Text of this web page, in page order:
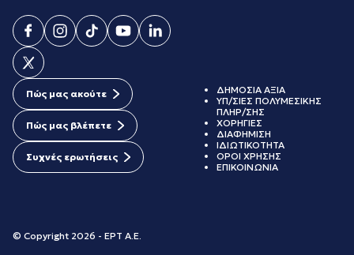
Πώς μας ακούτε
Πώς μας βλέπετε
Συχνές ερωτήσεις
© Copyright 2026 - ΕΡΤ Α.Ε.
ΔΗΜΟΣΙΑ ΑΞΙΑ
ΥΠ/ΣΙΕΣ ΠΟΛΥΜΕΣΙΚΗΣ
ΠΛΗΡ/ΣΗΣ
ΧΟΡΗΓΙΕΣ
ΔΙΑΦΗΜΙΣΗ
ΙΔΙΩΤΙΚΟΤΗΤΑ
ΟΡΟΙ ΧΡΗΣΗΣ
ΕΠΙΚΟΙΝΩΝΙΑ